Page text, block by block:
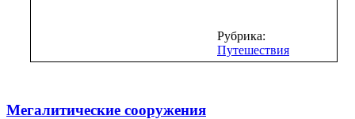
Рубрика:
Путешествия
Мегалитические сооружения